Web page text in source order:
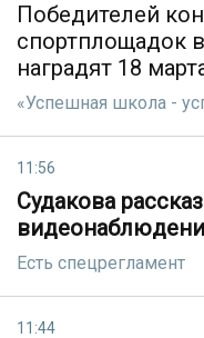
Победителей
спортплощадок
наградят 18
«Успешная школа -
11:56
Судакова
Есть спецрегламент
11:44